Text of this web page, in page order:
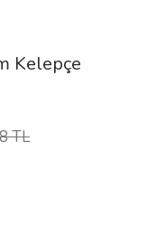
Kelepçe
TL